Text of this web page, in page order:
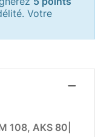
Votre
108, AKS 80|